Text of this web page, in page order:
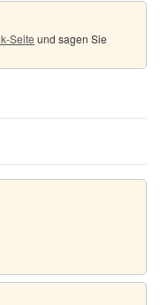
Seite und sagen Sie